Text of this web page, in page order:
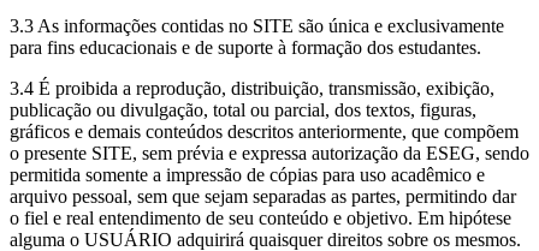
3.3 As informações contidas no SITE são única e exclusivamente
para fins educacionais e de suporte à formação dos estudantes.
3.4 É proibida a reprodução, distribuição, transmissão, exibição,
publicação ou divulgação, total ou parcial, dos textos, figuras,
gráficos e demais conteúdos descritos anteriormente, que compõem
o presente SITE, sem prévia e expressa autorização da ESEG, sendo
permitida somente a impressão de cópias para uso acadêmico e
arquivo pessoal, sem que sejam separadas as partes, permitindo dar
o fiel e real entendimento de seu conteúdo e objetivo. Em hipótese
alguma o USUÁRIO adquirirá quaisquer direitos sobre os mesmos.